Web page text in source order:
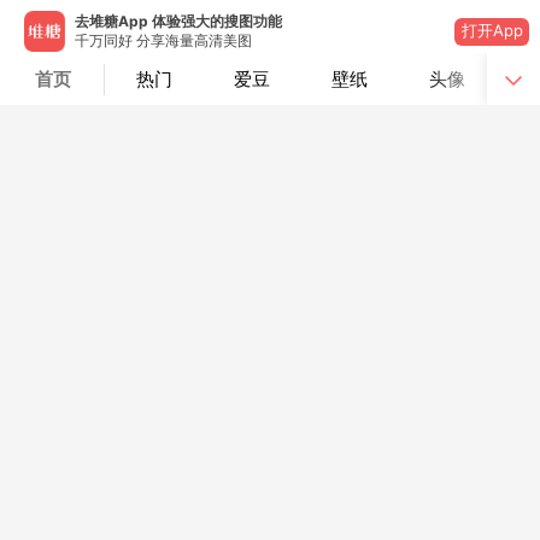
去堆糖App 体验强大的搜图功能
千万同好 分享海量高清美图
打开App
首页 热门 爱豆 壁纸 头像